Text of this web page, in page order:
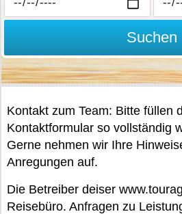
Suchen
Kontakt zum Team: Bitte füllen
Kontaktformular so vollständig
Gerne nehmen wir Ihre
Anregungen auf.
Die Betreiber deiser
Reisebüro. Anfragen zu